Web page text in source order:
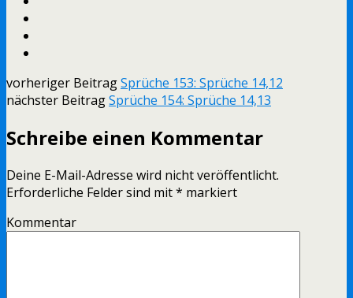
vorheriger BeitragSprüche 153: Sprüche 14,12
nächster BeitragSprüche 154: Sprüche 14,13
Schreibe einen Kommentar
Deine E-Mail-Adresse wird nicht veröffentlicht.
Erforderliche Felder sind mit* markiert
Kommentar